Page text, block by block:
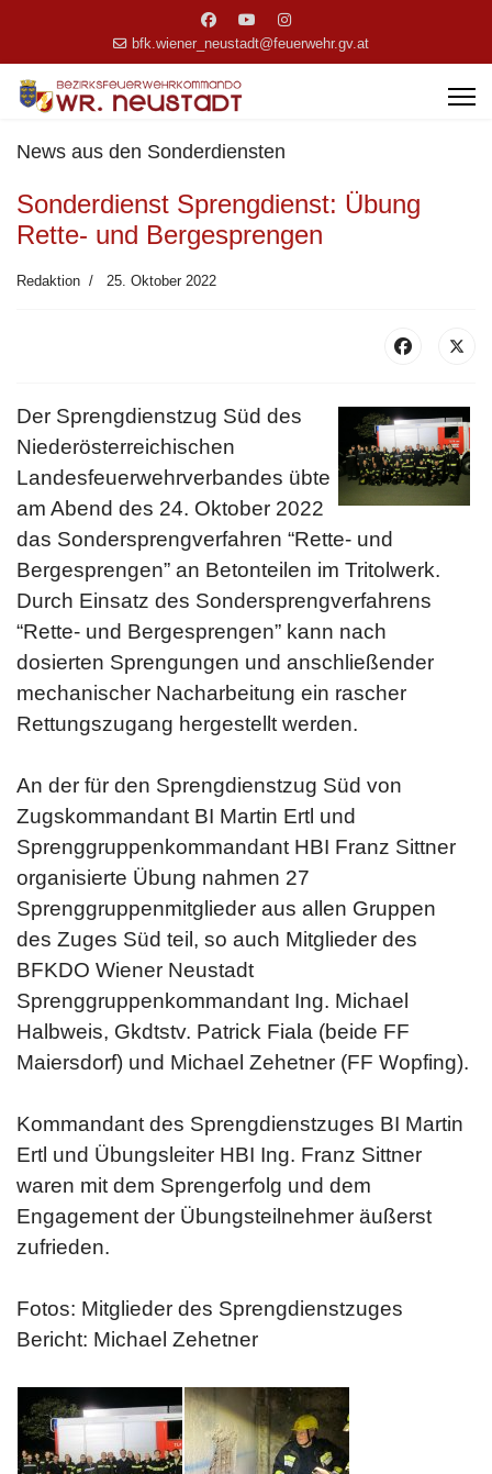
bfk.wiener_neustadt@feuerwehr.gv.at
News aus den Sonderdiensten
Sonderdienst Sprengdienst: Übung
Rette- und Bergesprengen
Redaktion 25. Oktober 2022
Der Sprengdienstzug Süd des
Niederösterreichischen
Landesfeuerwehrverbandes übte
am Abend des 24. Oktober 2022
das Sondersprengverfahren “Rette- und
Bergesprengen” an Betonteilen im Tritolwerk.
Durch Einsatz des Sondersprengverfahrens
“Rette- und Bergesprengen” kann nach
dosierten Sprengungen und anschließender
mechanischer Nacharbeitung ein rascher
Rettungszugang hergestellt werden.
An der für den Sprengdienstzug Süd von
Zugskommandant BI Martin Ertl und
Sprenggruppenkommandant HBI Franz Sittner
organisierte Übung nahmen 27
Sprenggruppenmitglieder aus allen Gruppen
des Zuges Süd teil, so auch Mitglieder des
BFKDO Wiener Neustadt
Sprenggruppenkommandant Ing. Michael
Halbweis, Gkdtstv. Patrick Fiala (beide FF
Maiersdorf) und Michael Zehetner (FF Wopfing).
Kommandant des Sprengdienstzuges BI Martin
Ertl und Übungsleiter HBI Ing. Franz Sittner
waren mit dem Sprengerfolg und dem
Engagement der Übungsteilnehmer äußerst
zufrieden.
Fotos: Mitglieder des Sprengdienstzuges
Bericht: Michael Zehetner